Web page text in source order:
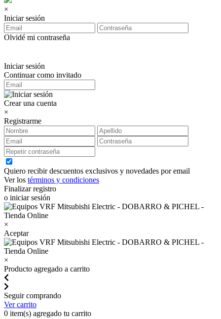
×
Iniciar sesión
Olvidé mi contraseña
Iniciar sesión
Continuar como invitado
Crear una cuenta
×
Registrarme
Quiero recibir descuentos exclusivos y novedades por email
Ver los términos y condiciones
Finalizar registro
o iniciar sesión
×
Aceptar
×
Producto agregado a carrito
Seguir comprando
Ver carrito
0 item(s) agregado tu carrito